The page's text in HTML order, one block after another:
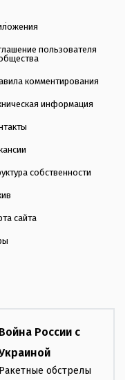
пользователя
комментирования
информация
собственности
сайта
Война России с
Ракетные обстрелы